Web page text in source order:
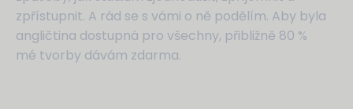
zpřístupnit. A rád se s vámi o ně podělím. Aby byla
angličtina dostupná pro všechny, přibližně 80 %
mé tvorby dávám zdarma.